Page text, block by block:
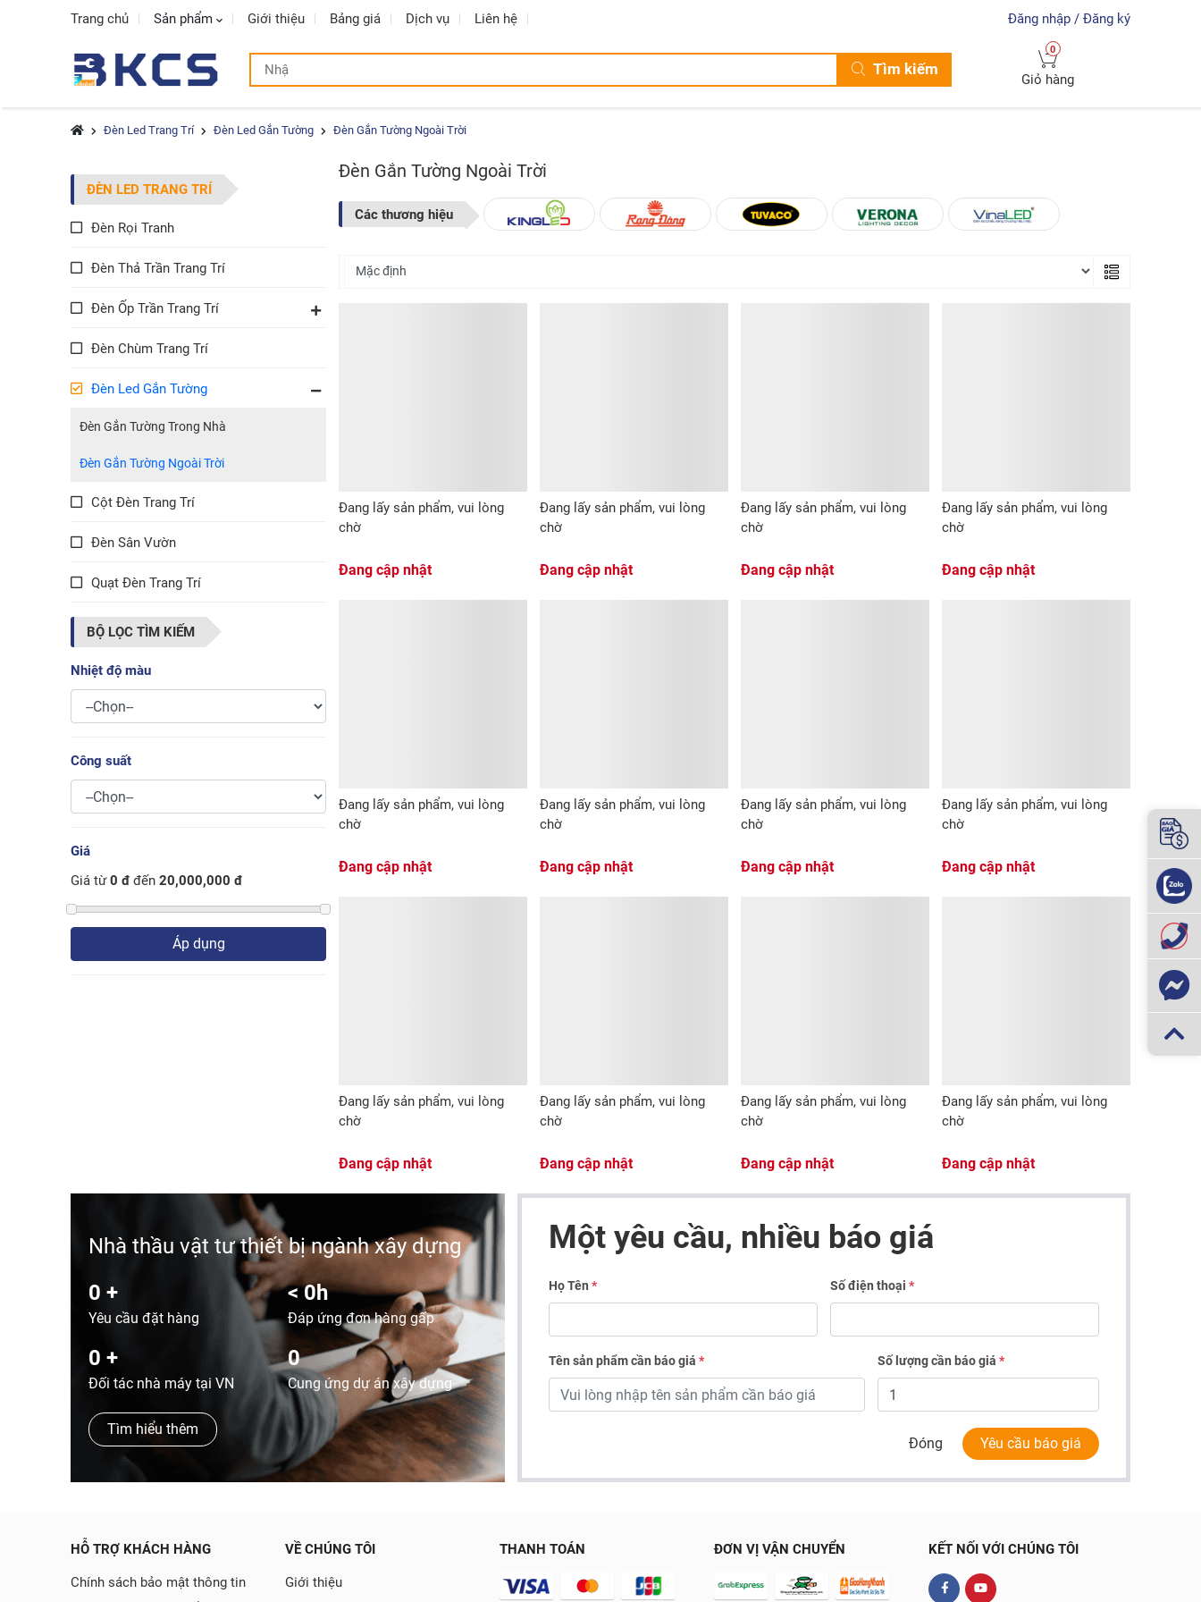
Trang chủ Sản phẩm Giới thiệu Bảng giá Dịch vụ Liên hệ Đăng nhập / Đăng ký
Tìm kiếm
Giỏ hàng
0
Đèn Led Trang Trí Đèn Led Gắn Tường Đèn Gắn Tường Ngoài Trời
ĐÈN LED TRANG TRÍ
Đèn Rọi Tranh
Đèn Thả Trần Trang Trí
Đèn Ốp Trần Trang Trí
Đèn Chùm Trang Trí
Đèn Led Gắn Tường
Đèn Gắn Tường Trong Nhà
Đèn Gắn Tường Ngoài Trời
Cột Đèn Trang Trí
Đèn Sân Vườn
Quạt Đèn Trang Trí
BỘ LỌC TÌM KIẾM
Nhiệt độ màu
Công suất
Giá
Giá từ0 đ đến 20,000,000 đ
Áp dụng
Đèn Gắn Tường Ngoài Trời
Các thương hiệu
Đang lấy sản phẩm, vui lòng
chờ
Đang cập nhật
Đang lấy sản phẩm, vui lòng
chờ
Đang cập nhật
Đang lấy sản phẩm, vui lòng
chờ
Đang cập nhật
Đang lấy sản phẩm, vui lòng
chờ
Đang cập nhật
Đang lấy sản phẩm, vui lòng
chờ
Đang cập nhật
Đang lấy sản phẩm, vui lòng
chờ
Đang cập nhật
Đang lấy sản phẩm, vui lòng
chờ
Đang cập nhật
Đang lấy sản phẩm, vui lòng
chờ
Đang cập nhật
Đang lấy sản phẩm, vui lòng
chờ
Đang cập nhật
Đang lấy sản phẩm, vui lòng
chờ
Đang cập nhật
Đang lấy sản phẩm, vui lòng
chờ
Đang cập nhật
Đang lấy sản phẩm, vui lòng
chờ
Đang cập nhật
Nhà thầu vật tư thiết bị ngành xây dựng
0 +
Yêu cầu đặt hàng
<0h
Đáp ứng đơn hàng gấp
0 +
Đối tác nhà máy tại VN
0
Cung ứng dự án xây dựng
Tìm hiểu thêm
Một yêu cầu, nhiều báo giá
Họ Tên * Số điện thoại *
Tên sản phẩm cần báo giá * Số lượng cần báo giá *
Đóng Yêu cầu báo giá
HỖ TRỢ KHÁCH HÀNG
Chính sách bảo mật thông tin
VỀ CHÚNG TÔI
Giới thiệu
THANH TOÁN ĐƠN VỊ VẬN CHUYỂN KẾT NỐI VỚI CHÚNG TÔI